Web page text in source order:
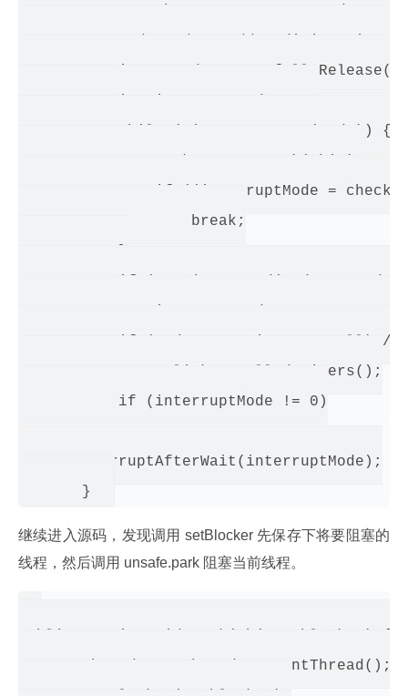
int savedState =
           while (!isOnSyncQueue(node)) {
if ((interruptMode =
                   break;
if (node.nextWaiter != null)
               unlinkCancelledWaiters();
           if (interruptMode != 0)
reportInterruptAfterWait(interruptMode);
继续进入源码，发现调用 setBlocker 先保存下将要阻塞的
线程，然后调用 unsafe.park 阻塞当前线程。
       Thread t = Thread.currentThread();